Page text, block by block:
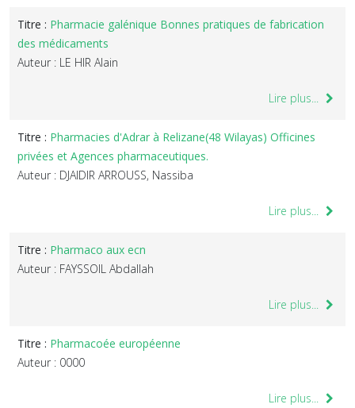
Titre : Pharmacie galénique Bonnes pratiques de fabrication
des médicaments
Auteur : LE HIR Alain
Lire plus...
Titre : Pharmacies d'Adrar à Relizane(48 Wilayas) Officines
privées et Agences pharmaceutiques.
Auteur : DJAIDIR ARROUSS, Nassiba
Lire plus...
Titre : Pharmaco aux ecn
Auteur : FAYSSOIL Abdallah
Lire plus...
Titre : Pharmacoée européenne
Auteur : 0000
Lire plus...